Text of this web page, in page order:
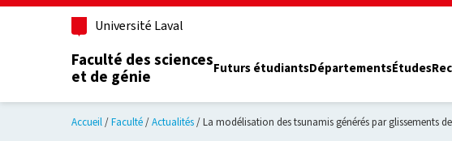
Aller au contenu principal
Université Laval
Faculté des sciences
et de génie
Futurs étudiantsDépartementsÉtudes
Accueil Faculté Actualités La modélisation des tsunamis générés par glissements